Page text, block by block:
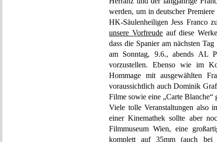
werden, um in deutscher
HK-Säulenheiligen Jess Franco
unsere Vorfreudeauf diese
dass die Spanier am nächsten
am Sonntag, 9.6., abends
vorzustellen. Ebenso wie im
Hommage mit ausgewählten
voraussichtlich auch Dominik
Filme sowie eine „Carte Blanche“
Viele tolle Veranstaltungen also
einer Kinemathek sollte aber
Filmmuseum Wien, eine
komplett auf 35mm (auch bei